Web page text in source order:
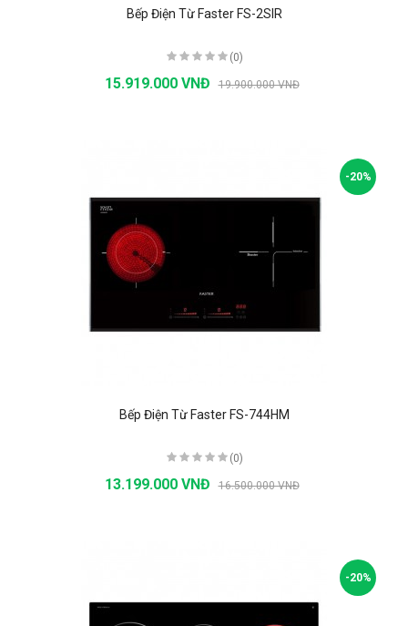
Bếp Điện Từ Faster FS-2SIR
(0)
15.919.000 VNĐ 19.900.000 VNĐ
-20%
Bếp Điện Từ Faster FS-744HM
(0)
13.199.000 VNĐ 16.500.000 VNĐ
-20%